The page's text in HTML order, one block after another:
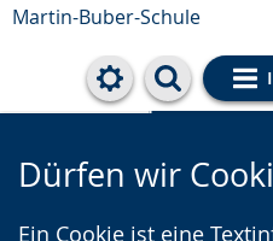
Martin-Buber-Schule
Cookie-
Dürfen wir
Ein Cookie ist eine